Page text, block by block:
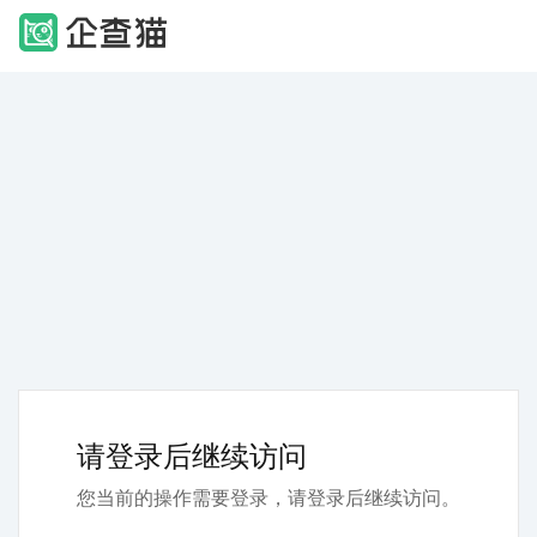
请登录后继续访问
您当前的操作需要登录，请登录后继续访问。